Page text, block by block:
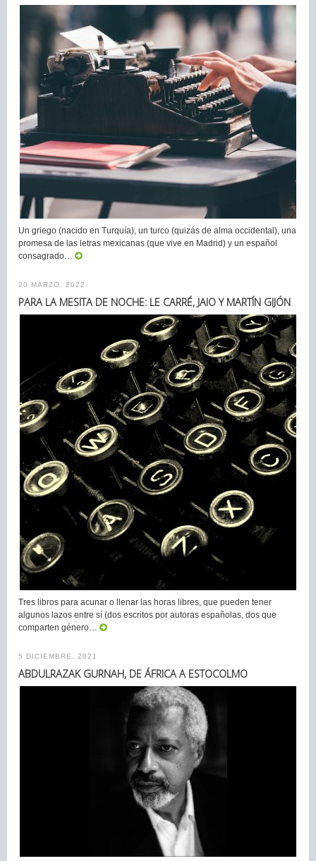
Un griego (nacido en Turquía), un turco (quizás de alma occidental), una
promesa de las letras mexicanas (que vive en Madrid) y un español
consagrado…
20 MARZO, 2022
PARA LA MESITA DE NOCHE: LE CARRÉ, JAIO Y MARTÍN GIJÓN
Tres libros para acunar o llenar las horas libres, que pueden tener
algunos lazos entre sí (dos escritos por autoras españolas, dos que
comparten género…
5 DICIEMBRE, 2021
ABDULRAZAK GURNAH, DE ÁFRICA A ESTOCOLMO